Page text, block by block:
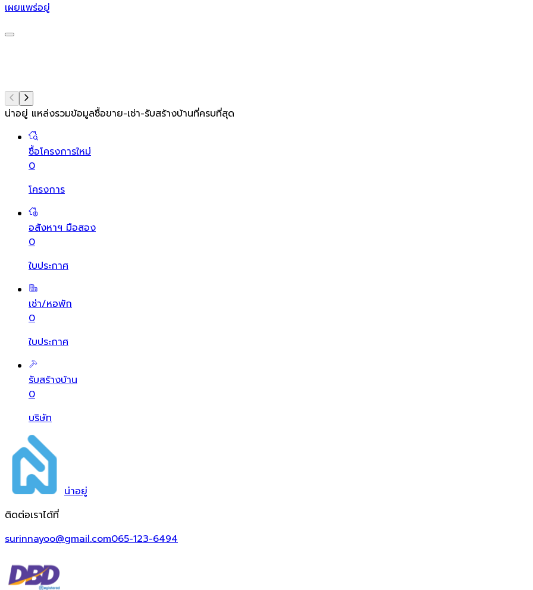
เผยแพร่อยู่
น่าอยู่ แหล่งรวมข้อมูลซื้อขาย-เช่า-รับสร้างบ้านที่ครบที่สุด
ซื้อโครงการใหม่
0
โครงการ
อสังหาฯ มือสอง
0
ใบประกาศ
เช่า/หอพัก
0
ใบประกาศ
รับสร้างบ้าน
0
บริษัท
น่าอยู่
ติดต่อเราได้ที่
surinnayoo@gmail.com065-123-6494